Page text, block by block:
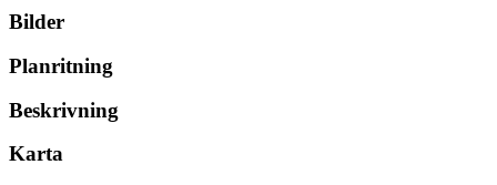
Bilder
Planritning
Beskrivning
Karta